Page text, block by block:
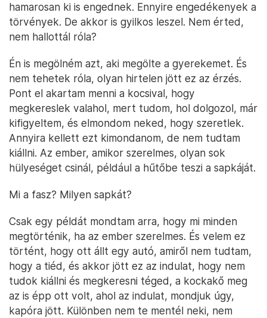
hamarosan ki is engednek. Ennyire engedékenyek a
törvények. De akkor is gyilkos leszel. Nem érted,
nem hallottál róla?
Én is megölném azt, aki megölte a gyerekemet. És
nem tehetek róla, olyan hirtelen jött ez az érzés.
Pont el akartam menni a kocsival, hogy
megkereslek valahol, mert tudom, hol dolgozol, már
kifigyeltem, és elmondom neked, hogy szeretlek.
Annyira kellett ezt kimondanom, de nem tudtam
kiállni. Az ember, amikor szerelmes, olyan sok
hülyeséget csinál, például a hűtőbe teszi a sapkáját.
Mi a fasz? Milyen sapkát?
Csak egy példát mondtam arra, hogy mi minden
megtörténik, ha az ember szerelmes. És velem ez
történt, hogy ott állt egy autó, amiről nem tudtam,
hogy a tiéd, és akkor jött ez az indulat, hogy nem
tudok kiállni és megkeresni téged, a kockakő meg
az is épp ott volt, ahol az indulat, mondjuk úgy,
kapóra jött. Különben nem te mentél neki, nem